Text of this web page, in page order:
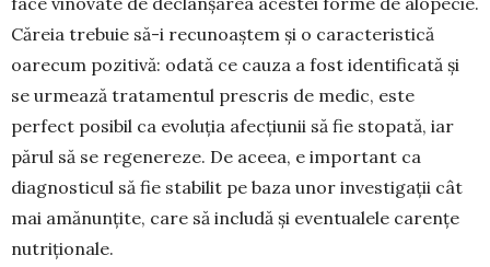
Căreia trebuie să-i recunoaștem și o ca­rac­­teristică
oarecum pozi­tivă: odată ce cauza a fost identificată și
se urmează tratamentul pre­scris de medic, este
perfect posibil ca evoluția afecțiunii să fie stopată, iar
părul să se regene­reze. De aceea, e important ca
diagnosticul să fie stabilit pe baza unor investigații cât
mai amănun­țite, care să inclu­dă și eventualele carențe
nutri­ționale.